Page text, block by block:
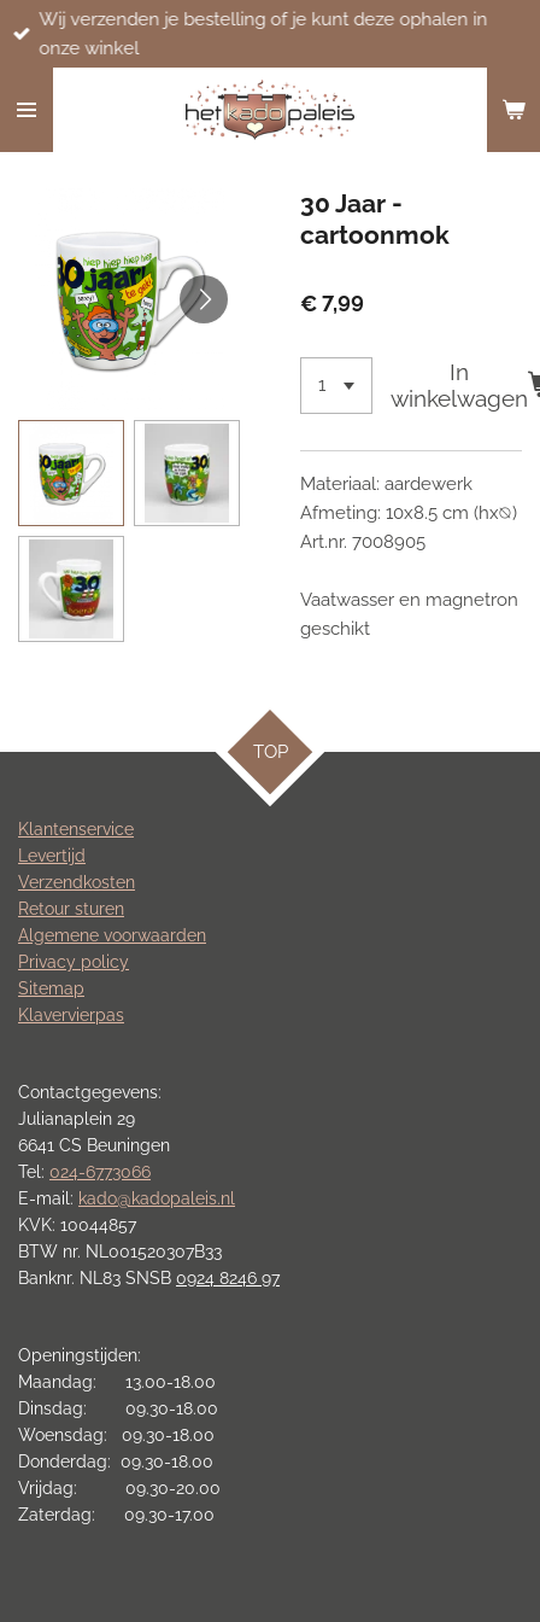
Ga
direct
de
Wij verzenden je bestelling of je kunt deze ophalen in
onze winkel
30 Jaar -
cartoonmok
€ 7,99
In
winkelwagen
Materiaal: aardewerk
Afmeting: 10x8.5 cm (hx⦰)
Art.nr. 7008905
Vaatwasser en magnetron
geschikt
TOP
Klantenservice
Levertijd
Verzendkosten
Retour sturen
Algemene voorwaarden
Privacy policy
Sitemap
Klavervierpas
Contactgegevens:
Julianaplein 29
6641 CS Beuningen
Tel: 024-6773066
E-mail: kado@kadopaleis.nl
KVK: 10044857
BTW nr. NL001520307B33
Banknr. NL83 SNSB 0924 8246 97
Openingstijden:
Maandag: 13.00-18.00
Dinsdag: 09.30-18.00
Woensdag: 09.30-18.00
Donderdag: 09.30-18.00
Vrijdag: 09.30-20.00
Zaterdag: 09.30-17.00